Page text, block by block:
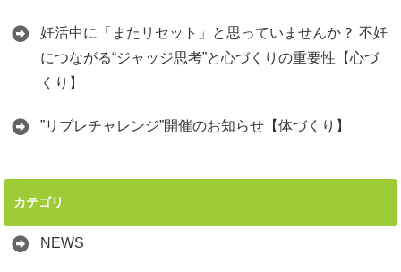
妊活中に「またリセット」と思っていませんか？ 不妊
につながる“ジャッジ思考”と心づくりの重要性【心づ
くり】
”リブレチャレンジ”開催のお知らせ【体づくり】
カテゴリ
NEWS